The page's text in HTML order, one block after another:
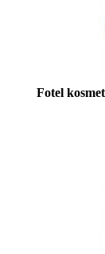
Fotel